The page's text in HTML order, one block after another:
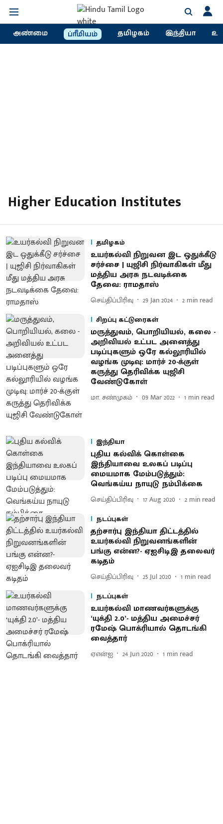
அண்மை ப்ரீமியம் தமிழகம் இந்தியா
Higher Education Institutes
தமிழகம்
உயர்கல்வி நிறுவன இட ஒதுக்கீடு
சர்ச்சை | யுஜிசி நிர்வாகிகள் மீது
மத்திய அரசு நடவடிக்கை
தேவை: ராமதாஸ்
செய்திப்பிரிவு 29 Jan 2024 2 min read
சிறப்பு கட்டுரைகள்
மருத்துவம், பொறியியல், கலை -
அறிவியல் உட்பட அனைத்து
படிப்புகளும் ஒரே கல்லூரியில்
வழங்க முடிவு: மார்ச் 20-க்குள்
கருத்து தெரிவிக்க யுஜிசி
வேண்டுகோள்
மா. சண்முகம் 09 Mar 2022 1 min read
இந்தியா
புதிய கல்விக் கொள்கை
இந்தியாவை உலகப் படிப்பு
மையமாக மேம்படுத்தும்:
வெங்கய்ய நாயுடு நம்பிக்கை
செய்திப்பிரிவு 17 Aug 2020 2 min read
நடப்புகள்
தற்சார்பு இந்தியா திட்டத்தில்
உயர்கல்வி நிறுவனங்களின்
பங்கு என்ன?- ஏஐசிடிஇ தலைவர்
கடிதம்
செய்திப்பிரிவு 25 Jul 2020 1 min read
நடப்புகள்
உயர்கல்வி மாணவர்களுக்கு
‘யுக்தி 2.0’- மத்திய அமைச்சர்
ரமேஷ் பொக்ரியால் தொடங்கி
வைத்தார்
ஏஎன்ஐ 24 Jun 2020 1 min read